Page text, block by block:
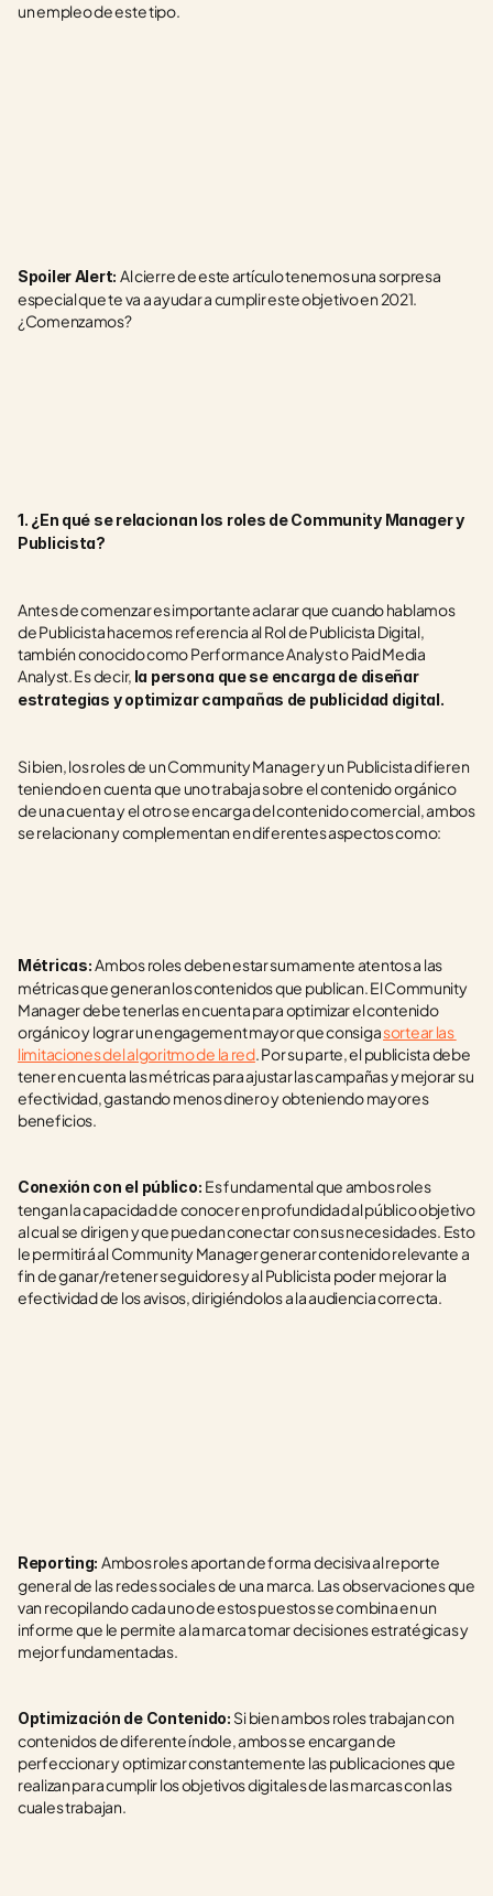
un empleo de este tipo.
Spoiler Alert: Al cierre de este artículo tenemos una sorpresa
especial que te va a ayudar a cumplir este objetivo en 2021.
¿Comenzamos?
1. ¿En qué se relacionan los roles de Community Manager y
Publicista?
Antes de comenzar es importante aclarar que cuando hablamos
de Publicista hacemos referencia al Rol de Publicista Digital,
también conocido como Performance Analyst o Paid Media
Analyst. Es decir, la persona que se encarga de diseñar
estrategias y optimizar campañas de publicidad digital.
Si bien, los roles de un Community Manager y un Publicista difieren
teniendo en cuenta que uno trabaja sobre el contenido orgánico
de una cuenta y el otro se encarga del contenido comercial, ambos
se relacionan y complementan en diferentes aspectos como:
Métricas: Ambos roles deben estar sumamente atentos a las
métricas que generan los contenidos que publican. El Community
Manager debe tenerlas en cuenta para optimizar el contenido
orgánico y lograr un engagement mayor que consiga sortear las
limitaciones del algoritmo de la red. Por su parte, el publicista debe
tener en cuenta las métricas para ajustar las campañas y mejorar su
efectividad, gastando menos dinero y obteniendo mayores
beneficios.
Conexión con el público: Es fundamental que ambos roles
tengan la capacidad de conocer en profundidad al público objetivo
al cual se dirigen y que puedan conectar con sus necesidades. Esto
le permitirá al Community Manager generar contenido relevante a
fin de ganar/retener seguidores y al Publicista poder mejorar la
efectividad de los avisos, dirigiéndolos a la audiencia correcta.
Reporting: Ambos roles aportan de forma decisiva al reporte
general de las redes sociales de una marca. Las observaciones que
van recopilando cada uno de estos puestos se combina en un
informe que le permite a la marca tomar decisiones estratégicas y
mejor fundamentadas.
Optimización de Contenido: Si bien ambos roles trabajan con
contenidos de diferente índole, ambos se encargan de
perfeccionar y optimizar constantemente las publicaciones que
realizan para cumplir los objetivos digitales de las marcas con las
cuales trabajan.